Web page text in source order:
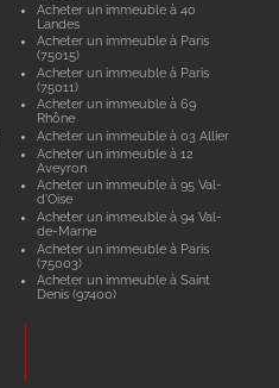
Acheter un immeuble à 40
Landes
Acheter un immeuble à Paris
(75015)
Acheter un immeuble à Paris
(75011)
Acheter un immeuble à 69
Rhône
Acheter un immeuble à 03 Allier
Acheter un immeuble à 12
Aveyron
Acheter un immeuble à 95 Val-
d'Oise
Acheter un immeuble à 94 Val-
de-Marne
Acheter un immeuble à Paris
(75003)
Acheter un immeuble à Saint
Denis (97400)